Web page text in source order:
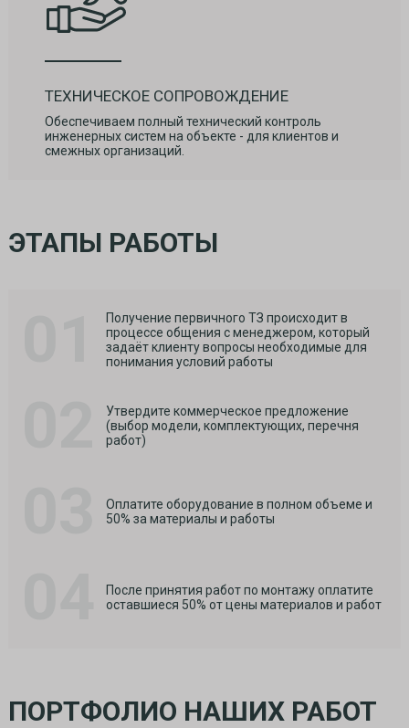
ТЕХНИЧЕСКОЕ СОПРОВОЖДЕНИЕ
Обеспечиваем полный технический контроль
инженерных систем на объекте - для клиентов и
смежных организаций.
ЭТАПЫ РАБОТЫ
Получение первичного ТЗ происходит в
процессе общения с менеджером, который
задаёт клиенту вопросы необходимые для
понимания условий работы
Утвердите коммерческое предложение
(выбор модели, комплектующих, перечня
работ)
Оплатите оборудование в полном объеме и
50% за материалы и работы
После принятия работ по монтажу оплатите
оставшиеся 50% от цены материалов и работ
ПОРТФОЛИО НАШИХ РАБОТ